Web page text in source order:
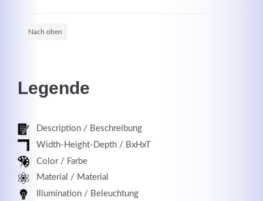
Nach oben
Legende
Description / Beschreibung
Width-Height-Depth / BxHxT
Color / Farbe
Material / Material
Illumination / Beleuchtung
Registrieren